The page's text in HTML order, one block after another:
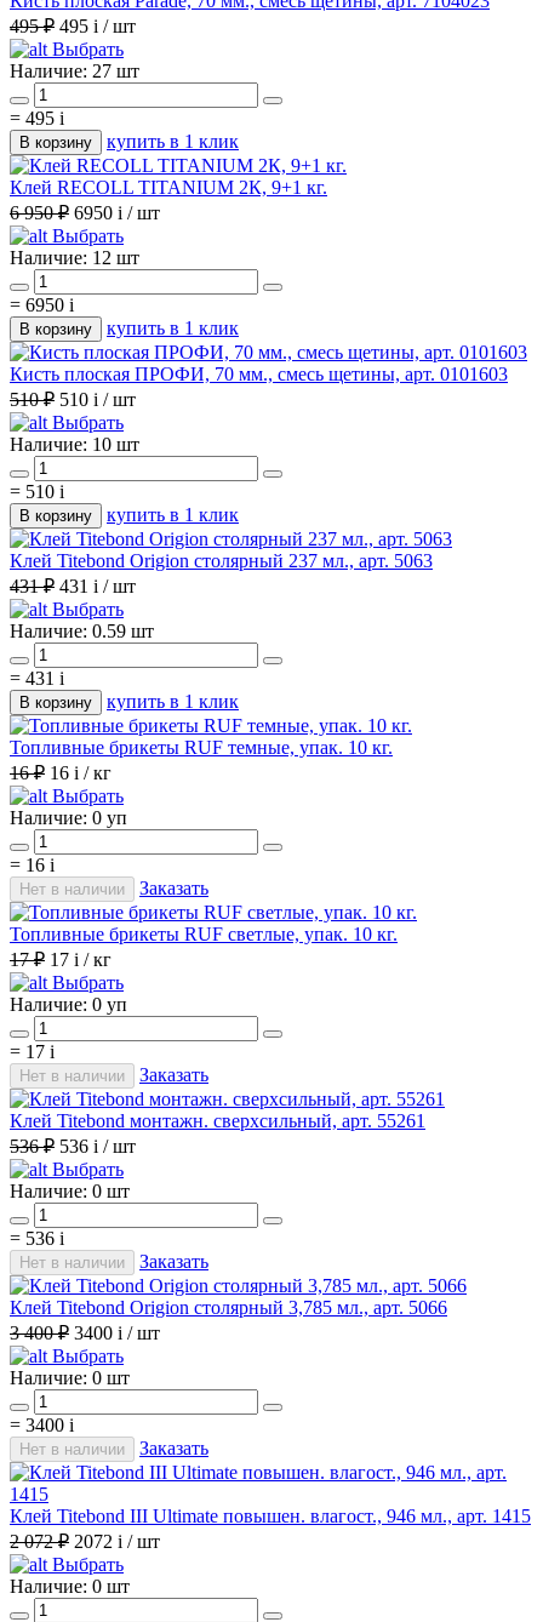
495 ₽ 495 i / шт
Выбрать
Наличие: 27 шт
= 495 i
В корзину купить в 1 клик
Клей RECOLL TITANIUM 2К, 9+1 кг.
6 950 ₽ 6950 i / шт
Выбрать
Наличие: 12 шт
= 6950 i
В корзину купить в 1 клик
Кисть плоская ПРОФИ, 70 мм., смесь щетины, арт. 0101603
510 ₽ 510 i / шт
Выбрать
Наличие: 10 шт
= 510 i
В корзину купить в 1 клик
Клей Titebond Origion столярный 237 мл., арт. 5063
431 ₽ 431 i / шт
Выбрать
Наличие: 0.59 шт
= 431 i
В корзину купить в 1 клик
Топливные брикеты RUF темные, упак. 10 кг.
16 ₽ 16 i / кг
Выбрать
Наличие: 0 уп
= 16 i
Нет в наличии Заказать
Топливные брикеты RUF светлые, упак. 10 кг.
17 ₽ 17 i / кг
Выбрать
Наличие: 0 уп
= 17 i
Нет в наличии Заказать
Клей Titebond монтажн. сверхсильный, арт. 55261
536 ₽ 536 i / шт
Выбрать
Наличие: 0 шт
= 536 i
Нет в наличии Заказать
Клей Titebond Origion столярный 3,785 мл., арт. 5066
3 400 ₽ 3400 i / шт
Выбрать
Наличие: 0 шт
= 3400 i
Нет в наличии Заказать
Клей Titebond III Ultimate повышен. влагост., 946 мл., арт. 1415
2 072 ₽ 2072 i / шт
Выбрать
Наличие: 0 шт